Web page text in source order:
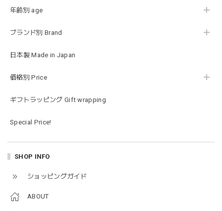
年齢別 age
ブランド別 Brand
日本製 Made in Japan
価格別 Price
ギフトラッピング Gift wrapping
Special Price!
SHOP INFO
ショッピングガイド
ABOUT
ラス…お絵描きセットと食具までたっぷりと入っていまし
すぐに使い始めました。今年もまた購入したいと思える最高